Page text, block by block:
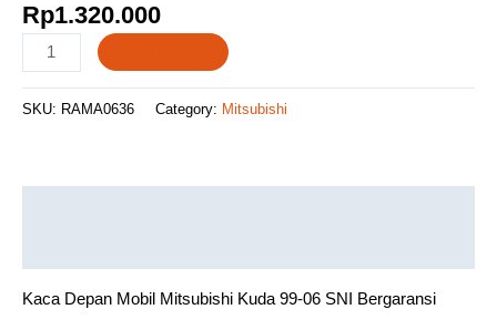
Rp1.320.000
SKU: RAMA0636 Category: Mitsubishi
Kaca Depan Mobil Mitsubishi Kuda 99-06 SNI Bergaransi